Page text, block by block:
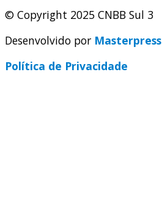
© Copyright 2025 CNBB Sul 3
Desenvolvido por Masterpress
Política de Privacidade